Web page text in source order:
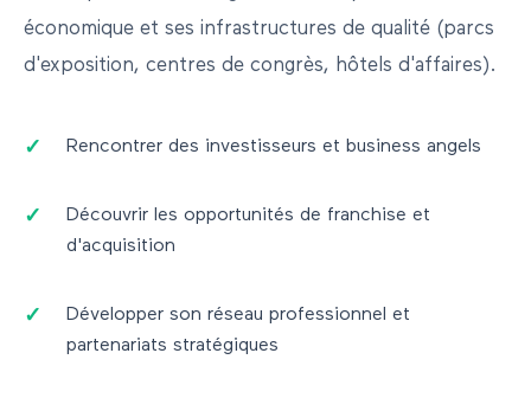
économique et ses infrastructures de qualité (parcs
d'exposition, centres de congrès, hôtels d'affaires).
Rencontrer des investisseurs et business angels
Découvrir les opportunités de franchise et
d'acquisition
Développer son réseau professionnel et
partenariats stratégiques